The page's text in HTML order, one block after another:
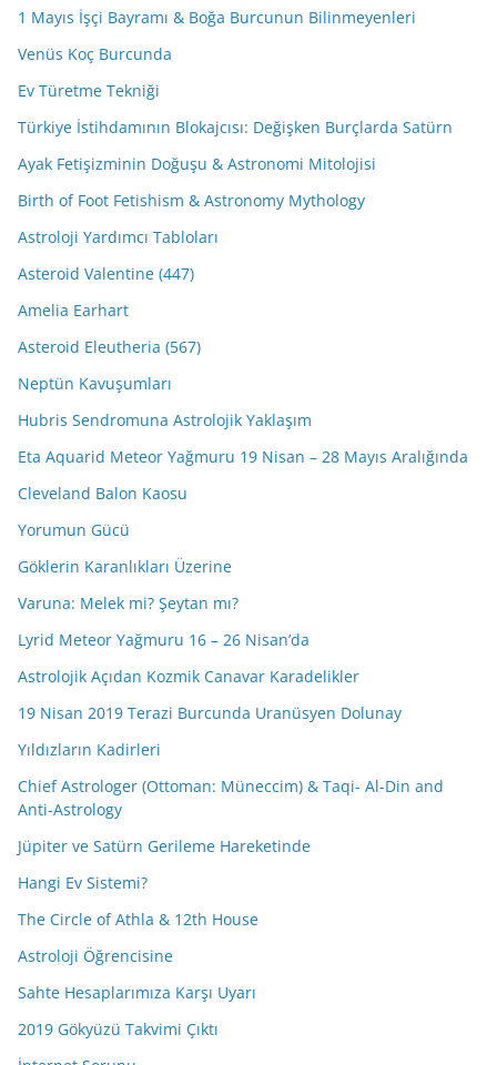
1 Mayıs İşçi Bayramı & Boğa Burcunun Bilinmeyenleri
Venüs Koç Burcunda
Ev Türetme Tekniği
Türkiye İstihdamının Blokajcısı: Değişken Burçlarda Satürn
Ayak Fetişizminin Doğuşu & Astronomi Mitolojisi
Birth of Foot Fetishism & Astronomy Mythology
Astroloji Yardımcı Tabloları
Asteroid Valentine (447)
Amelia Earhart
Asteroid Eleutheria (567)
Neptün Kavuşumları
Hubris Sendromuna Astrolojik Yaklaşım
Eta Aquarid Meteor Yağmuru 19 Nisan – 28 Mayıs Aralığında
Cleveland Balon Kaosu
Yorumun Gücü
Göklerin Karanlıkları Üzerine
Varuna: Melek mi? Şeytan mı?
Lyrid Meteor Yağmuru 16 – 26 Nisan’da
Astrolojik Açıdan Kozmik Canavar Karadelikler
19 Nisan 2019 Terazi Burcunda Uranüsyen Dolunay
Yıldızların Kadirleri
Chief Astrologer (Ottoman: Müneccim) & Taqi- Al-Din and
Anti-Astrology
Jüpiter ve Satürn Gerileme Hareketinde
Hangi Ev Sistemi?
The Circle of Athla & 12th House
Astroloji Öğrencisine
Sahte Hesaplarımıza Karşı Uyarı
2019 Gökyüzü Takvimi Çıktı